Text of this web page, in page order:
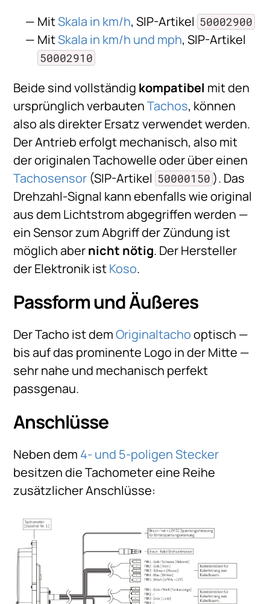
MitSkala in km/h, SIP-Artikel 50002900
MitSkala in km/h und mph, SIP-Artikel
50002910
Beide sind vollständig kompatibel mit den
ursprünglich verbautenTachos, können
also als direkter Ersatz verwendet werden.
Der Antrieb erfolgt mechanisch, also mit
der originalen Tachowelle oder über einen
Tachosensor (SIP-Artikel 50000150 ). Das
Drehzahl-Signal kann ebenfalls wie original
aus dem Lichtstrom abgegriffen werden —
ein Sensor zum Abgriff der Zündung ist
möglich abernicht nötig. Der Hersteller
der Elektronik istKoso.
Passform und Äußeres
Der Tacho ist demOriginaltachooptisch —
bis auf das prominente Logo in der Mitte —
sehr nahe und mechanisch perfekt
passgenau.
Anschlüsse
Neben dem 4- und 5-poligen Stecker
besitzen die Tachometer eine Reihe
zusätzlicher Anschlüsse: